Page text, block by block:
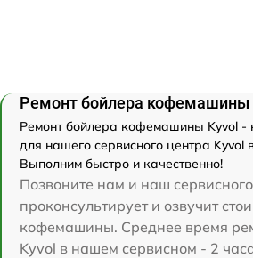
Ремонт бойлера кофемашины
Ремонт бойлера кофемашины Kyvol -
для нашего сервисного центра Kyvol
Выполним быстро и качественно!
Позвоните нам и наш
проконсультирует и озвучит
кофемашины. Среднее время
Kyvol в нашем сервисном - 2